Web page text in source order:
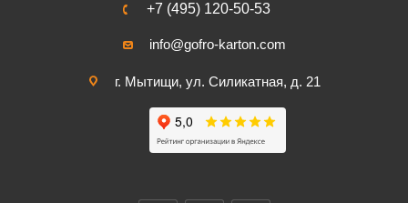
+7 (495) 120-50-53
info@gofro-karton.com
г. Мытищи, ул. Силикатная, д. 21